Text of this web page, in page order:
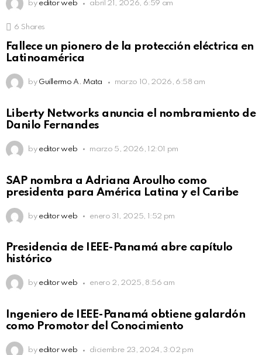
by editor web abril 21, 2026, 6:59 am
6 Shares
Fallece un pionero de la protección eléctrica en
Latinoamérica
by Guillermo A. Mata marzo 10, 2026, 6:58 am
Liberty Networks anuncia el nombramiento de
Danilo Fernandes
by editor web marzo 5, 2026, 12:01 pm
SAP nombra a Adriana Aroulho como
presidenta para América Latina y el Caribe
by editor web enero 31, 2025, 1:52 pm
Presidencia de IEEE-Panamá abre capítulo
histórico
by editor web enero 2, 2025, 8:56 am
Ingeniero de IEEE-Panamá obtiene galardón
como Promotor del Conocimiento
by editor web diciembre 23, 2024, 3:02 pm